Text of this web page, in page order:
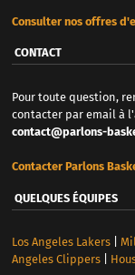
Consulter nos offres
CONTACT
Pour toute question,
contacter par email à
contact@parlons-
Contacter Parlons
QUELQUES ÉQUIPES
Los Angeles Lakers|
Angeles Clippers|